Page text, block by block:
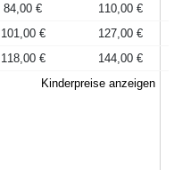
84,00 €
110,00 €
101,00 €
127,00 €
118,00 €
144,00 €
Kinderpreise anzeigen